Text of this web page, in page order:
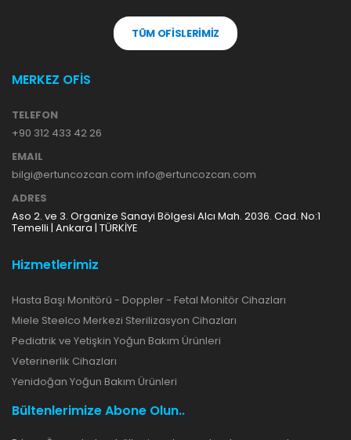
TÜM OFİSLERİMİZ
MERKEZ OFİS
TELEFON
+90 312 433 42 26
EMAIL
bilgi@ertuncozcan.com info@ertuncozcan.com
ADRES
Aso 2. ve 3. Organize Sanayi Bölgesi Alcı Mah. 2036. Cad. No:1
Temelli | Ankara | TÜRKİYE
Hizmetlerimiz
Hasta Başı Monitörü - Doppler - Fetal Monitör Cihazları
Miele Steelco Merkezi Sterilizasyon Cihazları
Pediatrik ve Yetişkin Yoğun Bakım Ürünleri
Veterinerlik Cihazları
Yenidoğan Yoğun Bakım Ürünleri
Bültenlerimize Abone Olun..